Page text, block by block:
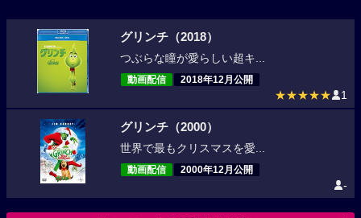
グリンチ（2018）
つぶらな瞳が愛らしい超キ...
動画配信 2018年12月公開
★★★★★ 1
グリンチ（2000）
世界で最もクリスマスを愛...
動画配信 2000年12月公開
-